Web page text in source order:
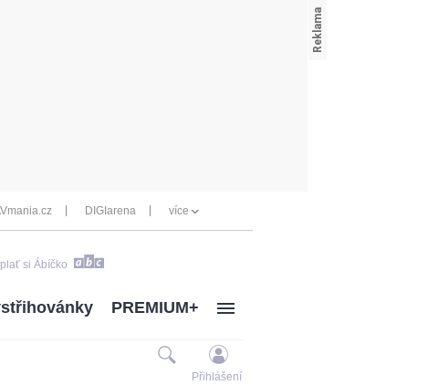
DIGIarena více
si Ábíčko
PREMIUM+
Přihlášení